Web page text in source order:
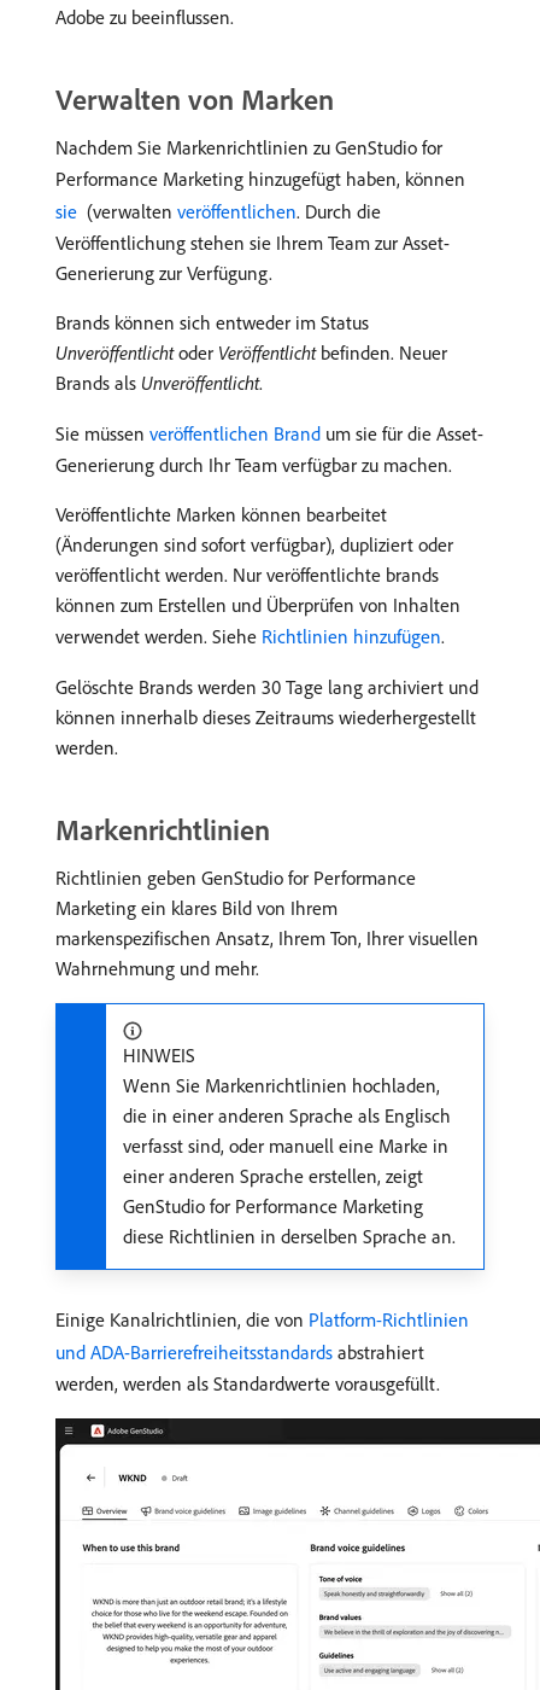
Adobe zu beeinflussen.
Verwalten von Marken
Nachdem Sie Markenrichtlinien zu GenStudio for
Performance Marketing hinzugefügt haben, können
sie ​ (verwalten ​ veröffentlichen. Durch die
Veröffentlichung stehen sie Ihrem Team zur Asset-
Generierung zur Verfügung.
Brands können sich entweder im Status
Unveröffentlichtoder Veröffentlichtbefinden. Neuer
Brands als Unveröffentlicht.
Sie müssen veröffentlichen Brand um sie für die Asset-
Generierung durch Ihr Team verfügbar zu machen.
Veröffentlichte Marken können bearbeitet
(Änderungen sind sofort verfügbar), dupliziert oder
veröffentlicht werden. Nur veröffentlichte brands
können zum Erstellen und Überprüfen von Inhalten
verwendet werden. Siehe Richtlinien hinzufügen.
Gelöschte Brands werden 30 Tage lang archiviert und
können innerhalb dieses Zeitraums wiederhergestellt
werden.
Markenrichtlinien
Richtlinien geben GenStudio for Performance
Marketing ein klares Bild von Ihrem
markenspezifischen Ansatz, Ihrem Ton, Ihrer visuellen
Wahrnehmung und mehr.
HINWEIS
Wenn Sie Markenrichtlinien hochladen,
die in einer anderen Sprache als Englisch
verfasst sind, oder manuell eine Marke in
einer anderen Sprache erstellen, zeigt
GenStudio for Performance Marketing
diese Richtlinien in derselben Sprache an.
Einige Kanalrichtlinien, die von Platform-Richtlinien
und ADA-Barrierefreiheitsstandards abstrahiert
werden, werden als Standardwerte vorausgefüllt.